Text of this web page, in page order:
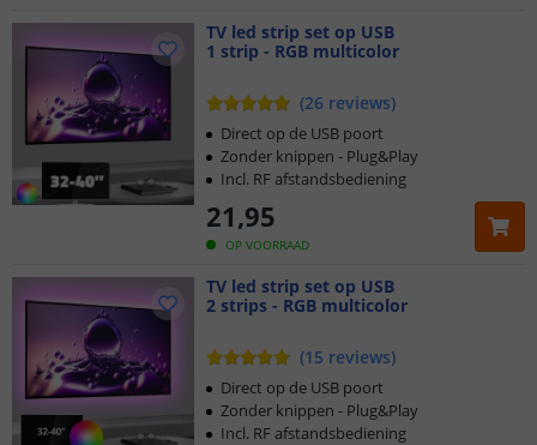
TV led strip set op USB
1 strip - RGB multicolor
(26 reviews)
OP VOORRAAD
21,95
Direct op de USB poort
Zonder knippen - Plug&Play
Incl. RF afstandsbediening
TV led strip set op USB
2 strips - RGB multicolor
(15 reviews)
Direct op de USB poort
Zonder knippen - Plug&Play
Incl. RF afstandsbediening